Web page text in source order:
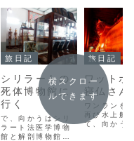
旅日記
シリラートの
死体博物館に
行く
で、向かうはシリ
ラート法医学博物
館と解剖博物館で
旅日記
ワットポ
寝仏さん
ワンランを
再び水上船
て、向かう
横スクロー
ルできます